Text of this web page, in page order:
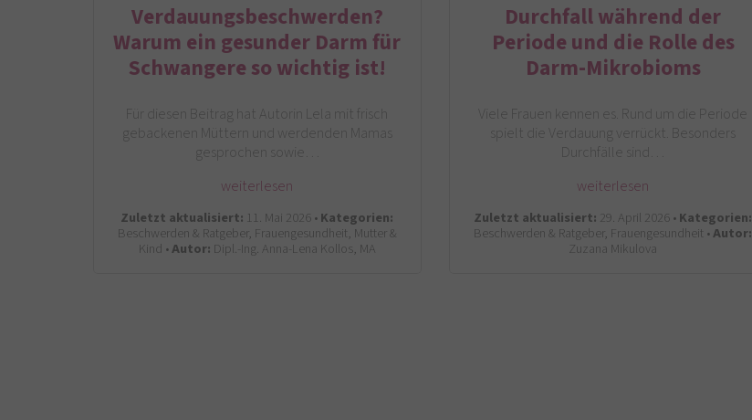
Verdauungsbeschwerden?
Warum ein gesunder Darm für
Schwangere so wichtig ist!
Für diesen Beitrag hat Autorin Lela mit frisch
gebackenen Müttern und werdenden Mamas
gesprochen sowie…
weiterlesen
Zuletzt aktualisiert: 11. Mai 2026 •Kategorien:
Beschwerden & Ratgeber, Frauengesundheit, Mutter &
Kind •Autor: Dipl.-Ing. Anna-Lena Kollos, MA
Durchfall während der
Periode und die Rolle des
Darm-Mikrobioms
Viele Frauen kennen es. Rund um die Periode
spielt die Verdauung verrückt. Besonders
Durchfälle sind…
weiterlesen
Zuletzt aktualisiert: 29. April 2026 •Kategorien:
Beschwerden & Ratgeber, Frauengesundheit •Autor:
Zuzana Mikulova